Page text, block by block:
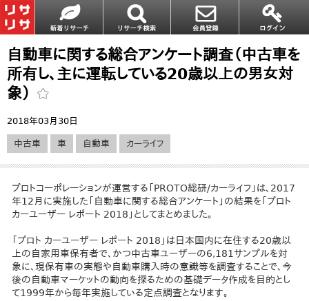
自動車に関する総合アンケート調査（中古車を
所有し、主に運転している20歳以上の男女対
象）
2018年03月30日
中古車 車 自動車 カーライフ
プロトコーポレーションが運営する「PROTO総研/カーライフ」は、2017
年12月に実施した「自動車に関する総合アンケート」の結果を「プロト
カーユーザー レポート 2018」としてまとめました。
「プロト カーユーザー レポート 2018」は日本国内に在住する20歳以
上の自家用車保有者で、かつ中古車ユーザーの6,181サンプルを対
象に、現保有車の実態や自動車購入時の意識等を調査することで、今
後の自動車マーケットの動向を探るための基礎データ作成を目的とし
て1999年から毎年実施している定点調査となります。